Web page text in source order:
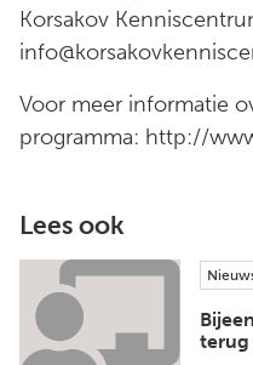
Korsakov
Voor meer informatie
programma: http://
Lees ook
terug